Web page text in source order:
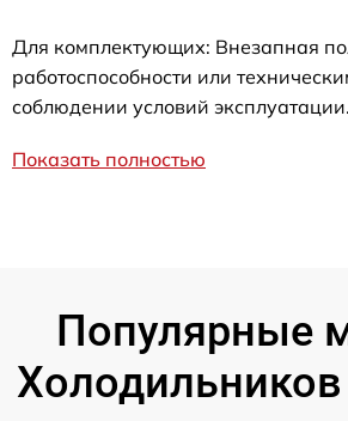
Для комплектующих: Внезапная
работоспособности или
соблюдении условий эксплуатации.
Показать полностью
Популярные
Холодильников